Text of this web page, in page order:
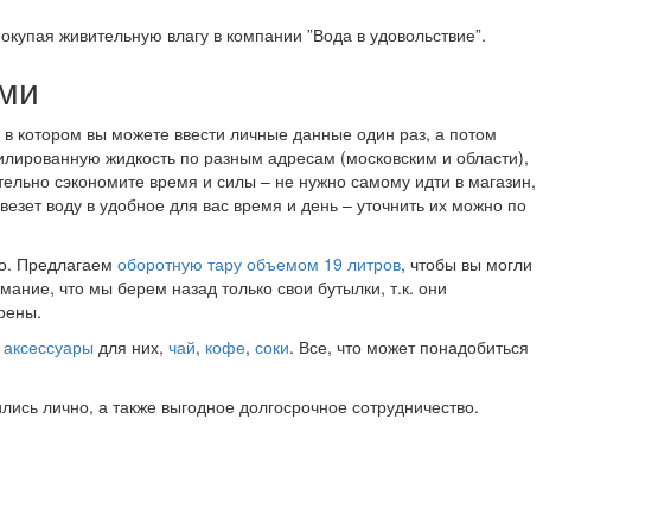
живительную влагу в компании ”Вода в удовольствие”.
котором вы можете ввести личные данные один раз, а потом
жидкость по разным адресам (московским и области),
сэкономите время и силы – не нужно самому идти в магазин,
воду в удобное для вас время и день – уточнить их можно по
Предлагаем оборотную тару объемом 19 литров, чтобы вы могли
что мы берем назад только свои бутылки, т.к. они
аксессуары для них, чай, кофе, соки. Все, что может понадобиться
лично, а также выгодное долгосрочное сотрудничество.